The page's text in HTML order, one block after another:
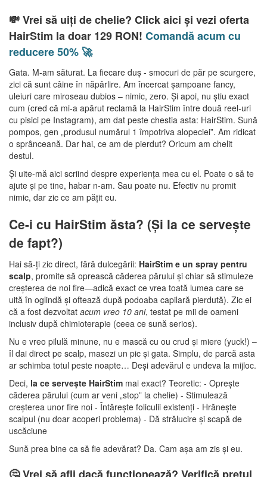
💸 Vrei să uiți de chelie? Click aici și vezi oferta
HairStim la doar 129 RON! Comandă acum cu
reducere 50% 🚀
Gata. M-am săturat. La fiecare duș - smocuri de păr pe scurgere,
zici că sunt câine în năpârlire. Am încercat șampoane fancy,
uleiuri care miroseau dubios – nimic, zero. Și apoi, nu știu exact
cum (cred că mi-a apărut reclamă la HairStim între două reel-uri
cu pisici pe Instagram), am dat peste chestia asta: HairStim. Sună
pompos, gen „produsul numărul 1 împotriva alopeciei”. Am ridicat
o sprânceană. Dar hai, ce am de pierdut? Oricum am chelit
destul.
Și uite-mă aici scriind despre experiența mea cu el. Poate o să te
ajute și pe tine, habar n-am. Sau poate nu. Efectiv nu promit
nimic, dar zic ce am pățit eu.
Ce-i cu HairStim ăsta? (Și la ce servește
de fapt?)
Hai să-ți zic direct, fără dulcegării: HairStim e un spray pentru
scalp, promite să oprească căderea părului și chiar să stimuleze
creșterea de noi fire—adică exact ce vrea toată lumea care se
uită în oglindă și oftează după podoaba capilară pierdută). Zic ei
că a fost dezvoltat acum vreo 10 ani, testat pe mii de oameni
inclusiv după chimioterapie (ceea ce sună serios).
Nu e vreo pilulă minune, nu e mască cu ou crud și miere (yuck!) –
îl dai direct pe scalp, masezi un pic și gata. Simplu, de parcă asta
ar schimba totul peste noapte… Deși adevărul e undeva la mijloc.
Deci, la ce servește HairStim mai exact? Teoretic: - Oprește
căderea părului (cum ar veni „stop” la chelie) - Stimulează
creșterea unor fire noi - Întărește foliculii existenți - Hrănește
scalpul (nu doar acoperi problema) - Dă strălucire și scapă de
uscăciune
Sună prea bine ca să fie adevărat? Da. Cam așa am zis și eu.